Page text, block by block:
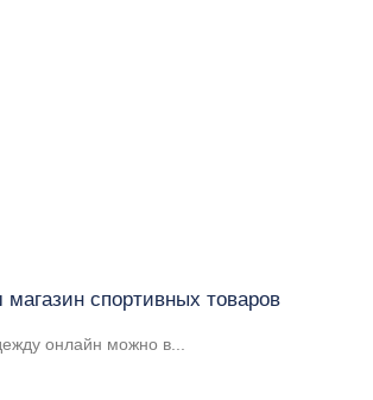
спортивных товаров
онлайн можно в...